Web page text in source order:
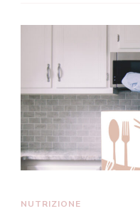
NUTRIZIONE